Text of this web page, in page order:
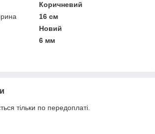
Коричневий
16 см
Новий
6 мм
тільки по передоплаті.